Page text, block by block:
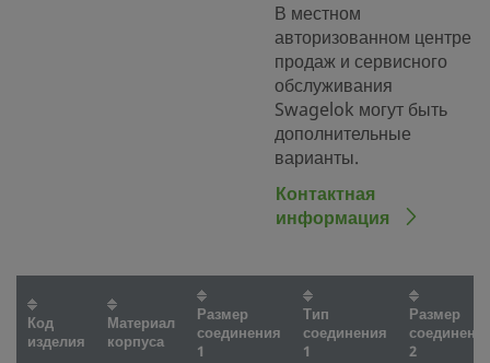
В местном
авторизованном центре
продаж и сервисного
обслуживания
Swagelok могут быть
дополнительные
варианты.
Контактная
информация
Код
изделия
Материал
корпуса
Размер
соединения
1
Тип
соединения
1
Размер
2